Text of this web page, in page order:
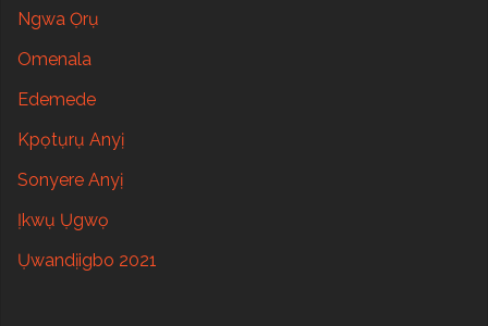
Ngwa Ọrụ
Omenala
Edemede
Kpọtụrụ Anyị
Sonyere Anyị
Ịkwụ Ụgwọ
Ụwandịigbo 2021